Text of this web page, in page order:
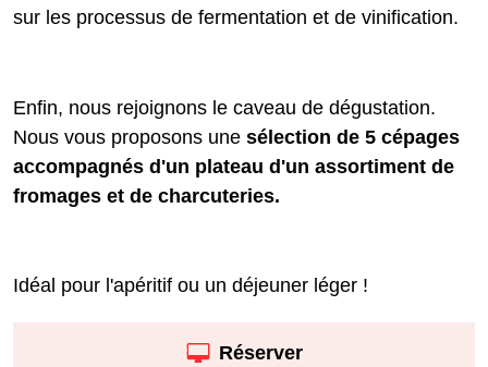
sur les processus de fermentation et de vinification.
Enfin, nous rejoignons le caveau de dégustation.
Nous vous proposons une sélection de 5 cépages
accompagnés d'un plateau d'un assortiment de
fromages et de charcuteries.
Idéal pour l'apéritif ou un déjeuner léger !
Réserver